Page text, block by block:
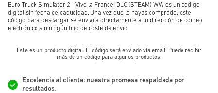
Euro Truck Simulator 2 - Vive la France! DLC (STEAM) WW es un código
digital sin fecha de caducidad. Una vez que lo hayas comprado, este
código para descargar se enviará directamente a tu dirección de correo
electrónico sin ningún tipo de coste de envío.
Este es un producto digital. El código será enviado vía email. Puede recibir
más de un código para algunos productos.
Excelencia al cliente: nuestra promesa respaldada por
resultados.